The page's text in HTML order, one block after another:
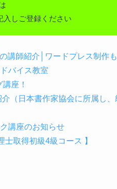
入しご登録ください
講師紹介│ワードプレス制作も
バイス教室
座！
（日本書作家協会に所属し、
講座のお知らせ
取得初級4級コース 】